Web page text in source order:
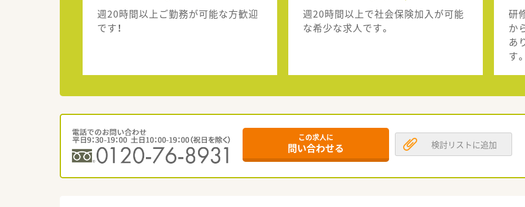
週20時間以上ご勤務が可能な方歓迎
です！
週20時間以上で社会保険加入が可能
な希少な求人です。
研
か
あ
す
この求人に
問い合わせる 検討リストに追加